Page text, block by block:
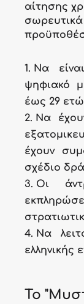
αίτησης
Να
ψηφιακό
έως 29
Να
έχουν
σχέδιο
Οι
Να
ελληνικής
Το